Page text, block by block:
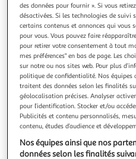
2.4 (14)
CROUSTIFINE
Pizza au feu de bois chorizo
Marie sélectionne des
100% origine France et du
France. La pâte à pizza est
même. Et parce qu'une bonne
qui a du goût, notre sauce
paprika et du
En savoir +
Vous voulez connaître
des données pour fournir ». Si vous
désactivées. Si les technologies de suivi
certains contenus et annonces qui vous
pour vous. Vous pouvez faire
pour retirer votre consentement à tout
mes préférences" en bas de page. Les
sur notre ou nos sites web. Pour plus
politique de confidentialité. Nos équipes
traitent des données selon les finalités
géolocalisation précises. Analyser
pour l’identification. Stocker et/ou
Publicités et contenu personnalisés,
contenu, études d’audience et
Nos équipes ainsi que nos
données selon les finalités